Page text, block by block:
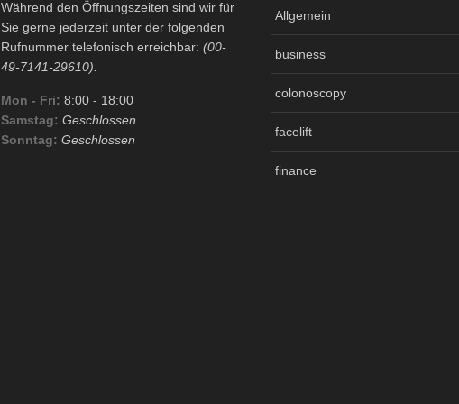
Während den Öffnungszeiten sind wir für
Sie gerne jederzeit unter der folgenden
Rufnummer telefonisch erreichbar: (00-
49-7141-29610).
Mon - Fri: 8:00 - 18:00
Samstag: Geschlossen
Sonntag: Geschlossen
Allgemein
business
colonoscopy
facelift
finance